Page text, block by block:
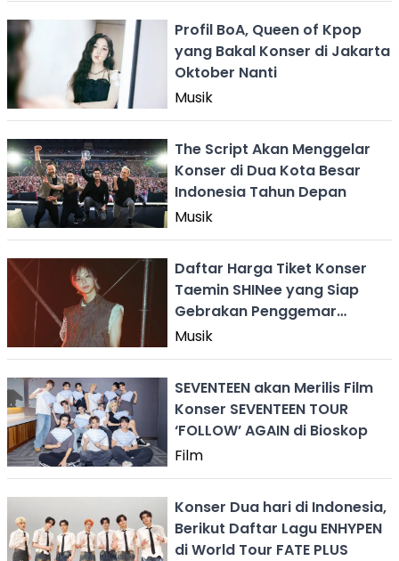
Profil BoA, Queen of Kpop
yang Bakal Konser di Jakarta
Oktober Nanti
Musik
The Script Akan Menggelar
Konser di Dua Kota Besar
Indonesia Tahun Depan
Musik
Daftar Harga Tiket Konser
Taemin SHINee yang Siap
Gebrakan Penggemar
Indonesia
Musik
SEVENTEEN akan Merilis Film
Konser SEVENTEEN TOUR
‘FOLLOW’ AGAIN di Bioskop
Film
Konser Dua hari di Indonesia,
Berikut Daftar Lagu ENHYPEN
di World Tour FATE PLUS